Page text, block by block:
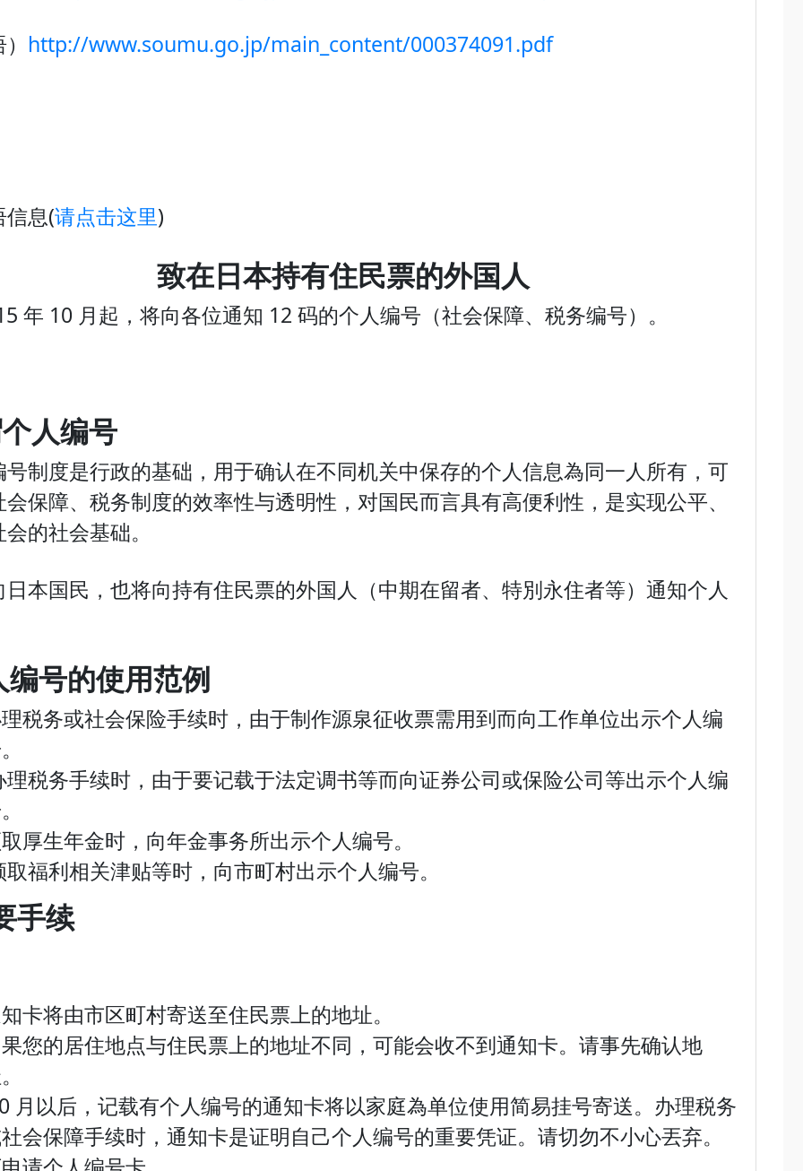
http://www.soumu.go.jp/main_content/000374091.pdf
信息(请点击这里)
致在日本持有住民票的外国人
年 10 月起，将向各位通知 12 码的个人编号（社会保障、税务编号）。
人编号
号制度是行政的基础，用于确认在不同机关中保存的个人信息為同一人所有，可
保障、税务制度的效率性与透明性，对国民而言具有高便利性，是实现公平、
的社会基础。
日本国民，也将向持有住民票的外国人（中期在留者、特別永住者等）通知个人
号的使用范例
税务或社会保险手续时，由于制作源泉征收票需用到而向工作单位出示个人编
税务手续时，由于要记载于法定调书等而向证券公司或保险公司等出示个人编
厚生年金时，向年金事务所出示个人编号。
福利相关津贴等时，向市町村出示个人编号。
手续
卡将由市区町村寄送至住民票上的地址。
您的居住地点与住民票上的地址不同，可能会收不到通知卡。请事先确认地
月以后，记载有个人编号的通知卡将以家庭為单位使用简易挂号寄送。办理税务
会保障手续时，通知卡是证明自己个人编号的重要凭证。请切勿不小心丟弃。